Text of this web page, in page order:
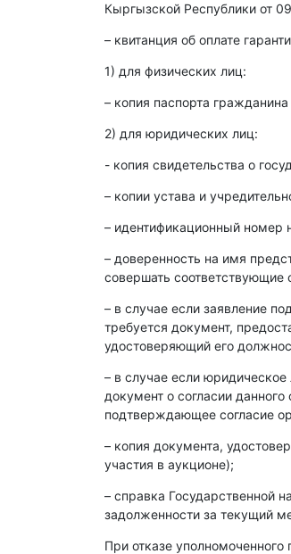
Кыргызской Республики от
– квитанция об оплате
1) для физических лиц:
– копия паспорта
2) для юридических лиц:
- копия свидетельства о
– копии устава и
– идентификационный номер
– доверенность на имя
совершать соответствующие
– в случае если заявление
требуется документ,
удостоверяющий его
– в случае если
документ о согласии
подтверждающее согласие
– копия документа,
участия в аукционе);
– справка Государственной
задолженности за текущий
При отказе уполномоченного